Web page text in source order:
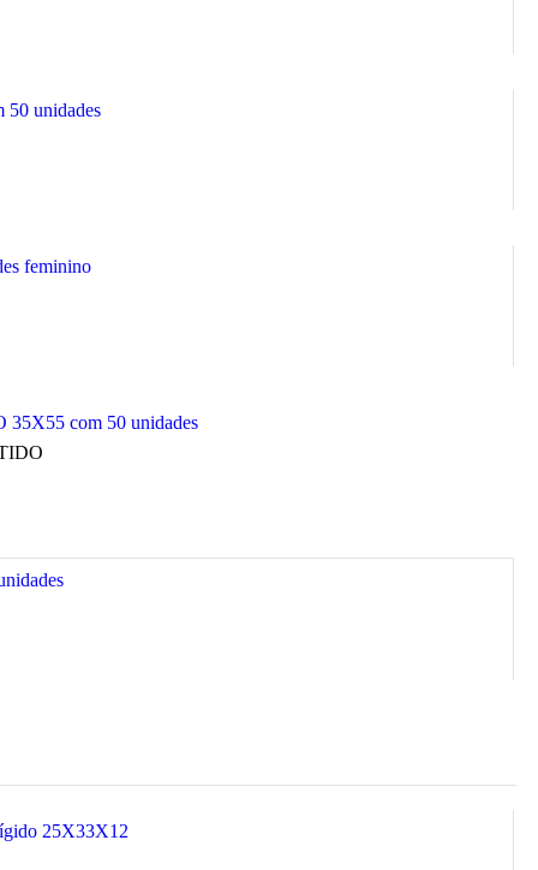
50 unidades
feminino
35X55 com 50 unidades
25X33X12